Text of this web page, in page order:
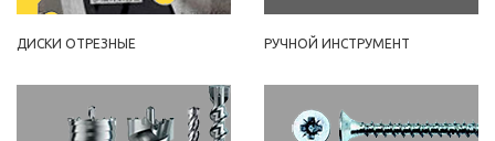
ДИСКИ ОТРЕЗНЫЕ РУЧНОЙ ИНСТРУМЕНТ